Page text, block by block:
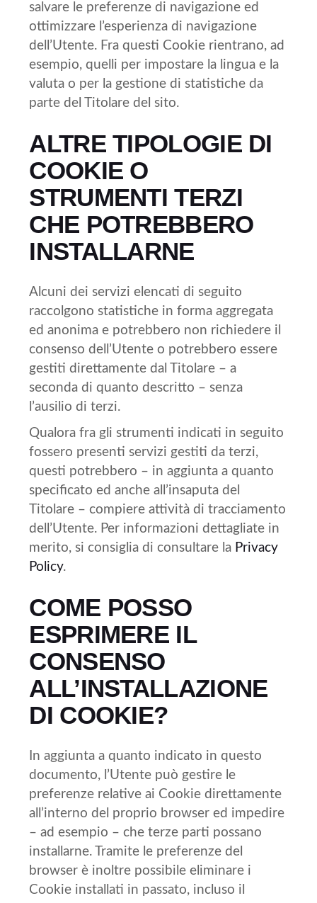
salvare le preferenze di navigazione ed
ottimizzare l’esperienza di navigazione
dell’Utente. Fra questi Cookie rientrano, ad
esempio, quelli per impostare la lingua e la
valuta o per la gestione di statistiche da
parte del Titolare del sito.
ALTRE TIPOLOGIE DI
COOKIE O
STRUMENTI TERZI
CHE POTREBBERO
INSTALLARNE
Alcuni dei servizi elencati di seguito
raccolgono statistiche in forma aggregata
ed anonima e potrebbero non richiedere il
consenso dell’Utente o potrebbero essere
gestiti direttamente dal Titolare – a
seconda di quanto descritto – senza
l’ausilio di terzi.
Qualora fra gli strumenti indicati in seguito
fossero presenti servizi gestiti da terzi,
questi potrebbero – in aggiunta a quanto
specificato ed anche all’insaputa del
Titolare – compiere attività di tracciamento
dell’Utente. Per informazioni dettagliate in
merito, si consiglia di consultare la Privacy
Policy.
COME POSSO
ESPRIMERE IL
CONSENSO
ALL’INSTALLAZIONE
DI COOKIE?
In aggiunta a quanto indicato in questo
documento, l’Utente può gestire le
preferenze relative ai Cookie direttamente
all’interno del proprio browser ed impedire
– ad esempio – che terze parti possano
installarne. Tramite le preferenze del
browser è inoltre possibile eliminare i
Cookie installati in passato, incluso il